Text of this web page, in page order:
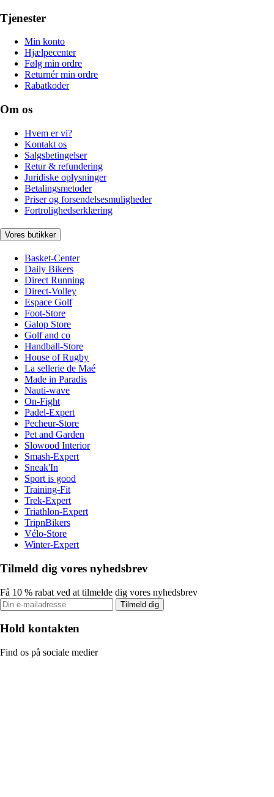
Tjenester
Min konto
Hjælpecenter
Følg min ordre
Returnér min ordre
Rabatkoder
Om os
Hvem er vi?
Kontakt os
Salgsbetingelser
Retur & refundering
Juridiske oplysninger
Betalingsmetoder
Priser og forsendelsesmuligheder
Fortrolighedserklæring
Vores butikker
Basket-Center
Daily Bikers
Direct Running
Direct-Volley
Espace Golf
Foot-Store
Galop Store
Golf and co
Handball-Store
House of Rugby
La sellerie de Maé
Made in Paradis
Nauti-wave
On-Fight
Padel-Expert
Pecheur-Store
Pet and Garden
Slowood Interior
Smash-Expert
Sneak'In
Sport is good
Training-Fit
Trek-Expert
Triathlon-Expert
TripnBikers
Vélo-Store
Winter-Expert
Tilmeld dig vores nyhedsbrev
Få 10 % rabat ved at tilmelde dig vores nyhedsbrev
Tilmeld dig
Hold kontakten
Find os på sociale medier